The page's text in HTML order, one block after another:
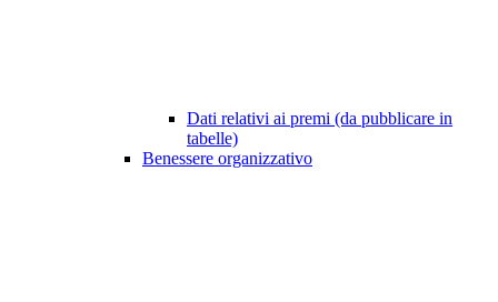
Dati relativi ai premi (da pubblicare in
tabelle)
Benessere organizzativo